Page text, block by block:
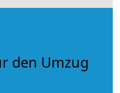
den Umzug